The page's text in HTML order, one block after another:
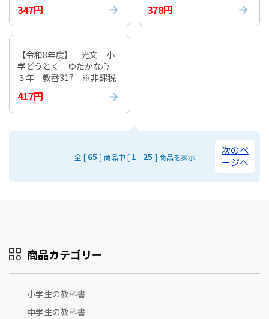
347円 378円
【令和8年度】 光文 小
学どうとく ゆたかな心
３年 教番317 ※非課税
417円
全 [ 65 ] 商品中 [ 1 - 25 ] 商品を表示
次のペ
ージへ
商品カテゴリー
小学生の教科書
中学生の教科書